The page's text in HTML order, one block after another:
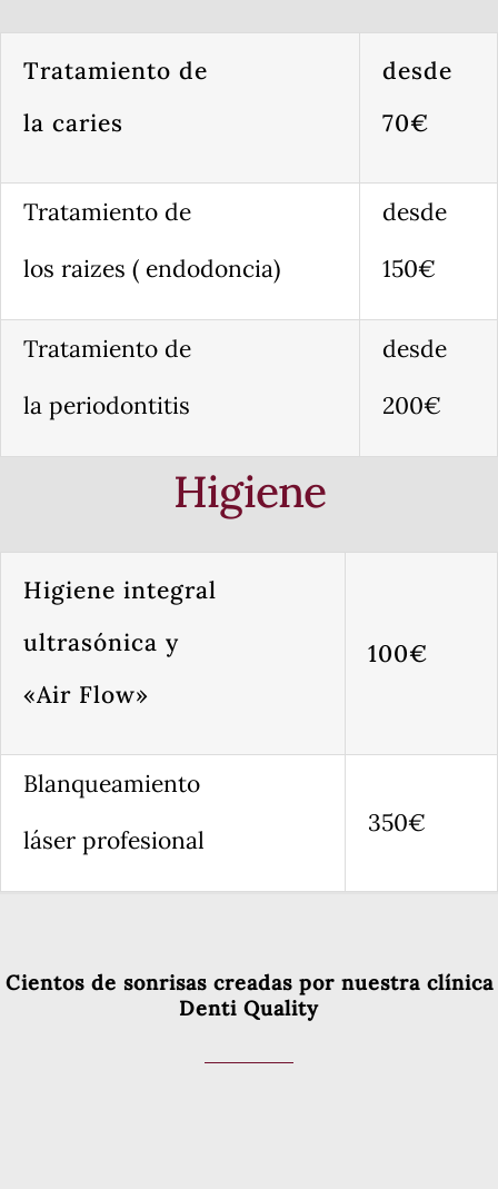
Tratamiento de
la caries
desde
70€
Tratamiento de
los raizes ( endodoncia)
desde
150€
Tratamiento de
la periodontitis
desde
200€
Higiene
Higiene integral
ultrasónica y
«Air Flow»
100€
Blanqueamiento
láser profesional
350€
Cientos de sonrisas creadas por nuestra clínica
Denti Quality